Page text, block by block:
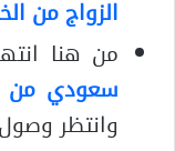
الزواج من
من هنا
سعودي من
وانتظر